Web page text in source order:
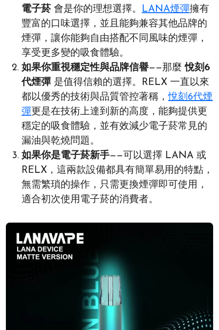
電子菸會是你的理想選擇。 LANA煙彈擁有
豐富的口味選擇，並且能夠兼容其他品牌的
煙彈，讓你能夠自由搭配不同風味的煙彈，
享受更多變的吸食體驗。
如果你重視穩定性與品牌信譽——那麼悅刻6
代煙彈 是值得信賴的選擇。RELX 一直以來
都以優秀的技術與品質管控著稱，悅刻6代煙
彈 更是在技術上達到新的高度，能夠提供更
穩定的吸食體驗，並有效減少電子菸常見的
漏油與乾燒問題。
如果你是電子菸新手——可以選擇 LANA 或
RELX，這兩款設備都具有簡單易用的特點，
無需繁瑣的操作，只需更換煙彈即可使用，
適合初次使用電子菸的消費者。